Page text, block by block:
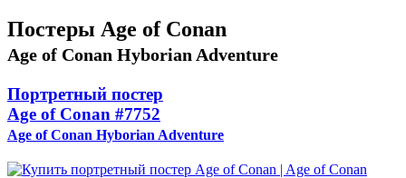
Постеры Age of Conan
Age of Conan Hyborian Adventure
Портретный постер
Age of Conan #7752
Age of Conan Hyborian Adventure